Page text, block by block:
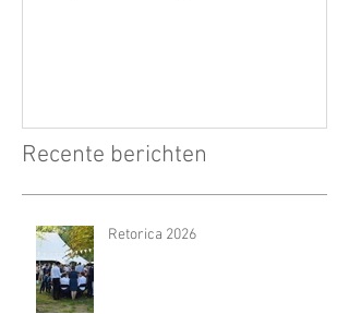
Recente berichten
Retorica 2026